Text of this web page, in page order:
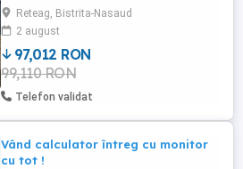
2000, echipat cu: TLS (suspensie față
confort sporit în lucru) Climă Motor
puternic și fiabil in 6 cilindri in linie cu
turbo cu 140 de cai Stare tehnică: perfect
funcțional, fără probleme pornește și ...
Reteag, Bistrita-Nasaud
2 august
97,012 RON
99,110 RON
Telefon validat
Vând calculator întreg cu monitor
cu tot !